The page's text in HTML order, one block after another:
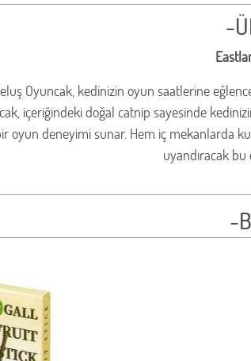
-
Oyuncak, kedinizin oyun saatlerine
içeriğindeki doğal catnip sayesinde
deneyimi sunar. Hem iç mekanlarda
uyandıracak
-